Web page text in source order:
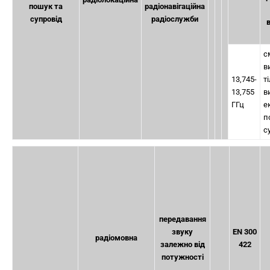
пошук та
супровід
радіонавігаційна
радіослужби
13,745-
13,755
ГГц
радіомовна
передавання
звуку
залежно від
потужності
EN 300
422